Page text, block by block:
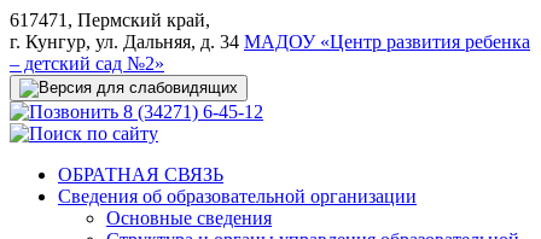
617471, Пермский край,
г. Кунгур, ул. Дальняя, д. 34 МАДОУ «Центр развития ребенка
– детский сад №2»
8 (34271) 6-45-12
ОБРАТНАЯ СВЯЗЬ
Сведения об образовательной организации
Основные сведения